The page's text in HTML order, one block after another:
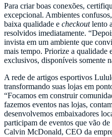
Para criar boas conexões,
excepcional. Ambientes
baixa qualidade e checkoutlento
resolvidos imediatamente.
invista em um ambiente que
mais tempo. Priorize a qualidade
exclusivos, disponíveis somente
A rede de artigos esportivos
transformando suas lojas em
“Focamos em construir
fazemos eventos nas lojas,
desenvolvemos embaixadores
participam de eventos que vão
Calvin McDonald, CEO da